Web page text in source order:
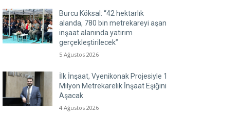
Burcu Köksal: “42 hektarlık
alanda, 780 bin metrekareyi aşan
inşaat alanında yatırım
gerçekleştirilecek”
5 Ağustos 2026
İlk İnşaat, Vyenikonak Projesiyle 1
Milyon Metrekarelik İnşaat Eşiğini
Aşacak
4 Ağustos 2026